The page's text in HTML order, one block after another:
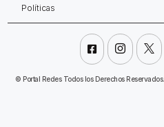
Políticas
  
©Portal Redes Todos los Derechos Reservados.